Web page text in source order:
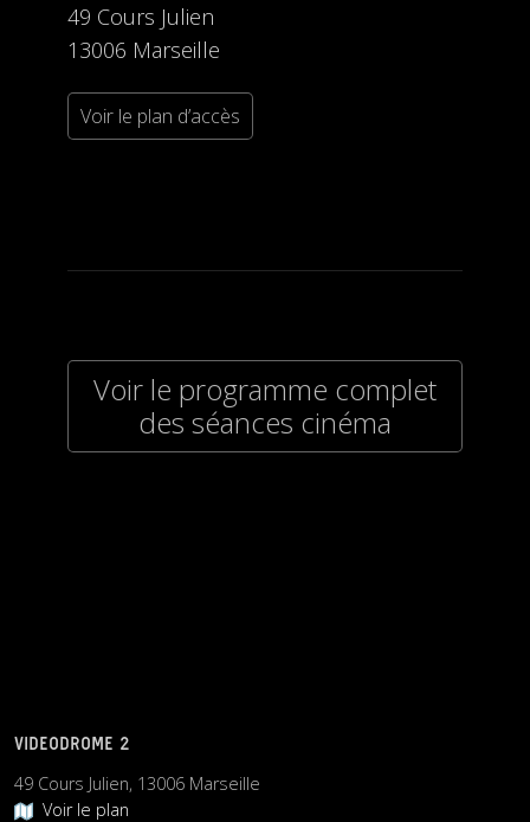
49 Cours Julien
13006 Marseille
Voir le plan d’accès
Voir le programme complet
des séances cinéma
VIDEODROME 2
49 Cours Julien, 13006 Marseille
Voir le plan